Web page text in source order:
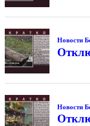
Новости
Новости